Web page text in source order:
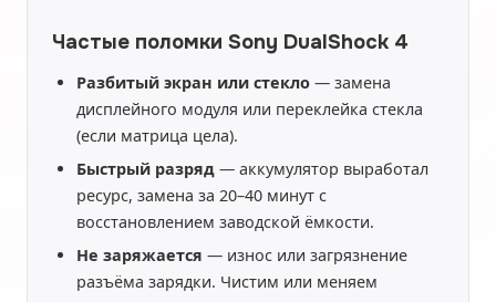
Частые поломки Sony DualShock 4
Разбитый экран или стекло — замена
дисплейного модуля или переклейка стекла
(если матрица цела).
Быстрый разряд — аккумулятор выработал
ресурс, замена за 20–40 минут с
восстановлением заводской ёмкости.
Не заряжается — износ или загрязнение
разъёма зарядки. Чистим или меняем